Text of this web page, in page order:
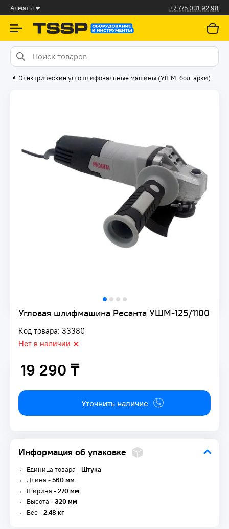
Алматы +7 775 031 92 98
Электрические углошлифовальные машины (УШМ, болгарки)
Угловая шлифмашина Ресанта УШМ-125/1100
Код товара: 33380
Нет в наличии
19 290 ₸
19 290 ₸
Уточнить наличие
Информация об упаковке
Единица товара -Штука
Длина -560 мм
Ширина -270 мм
Высота -320 мм
Вес -2.48 кг